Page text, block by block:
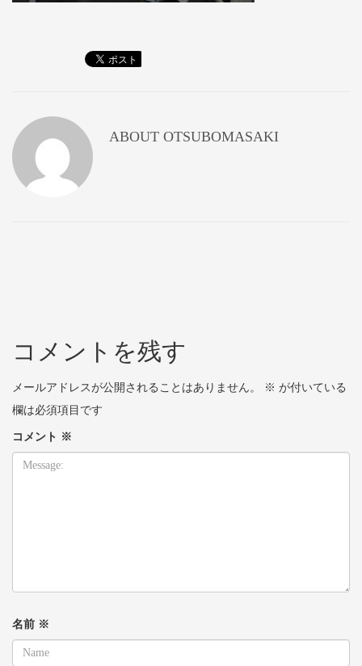
ABOUT OTSUBOMASAKI
コメントを残す
メールアドレスが公開されることはありません。 ※ が付いている
欄は必須項目です
コメント ※
名前 ※